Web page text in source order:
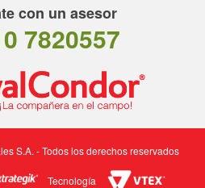
con un asesor
7820557
S.A. - Todos los derechos reservados
Tecnología